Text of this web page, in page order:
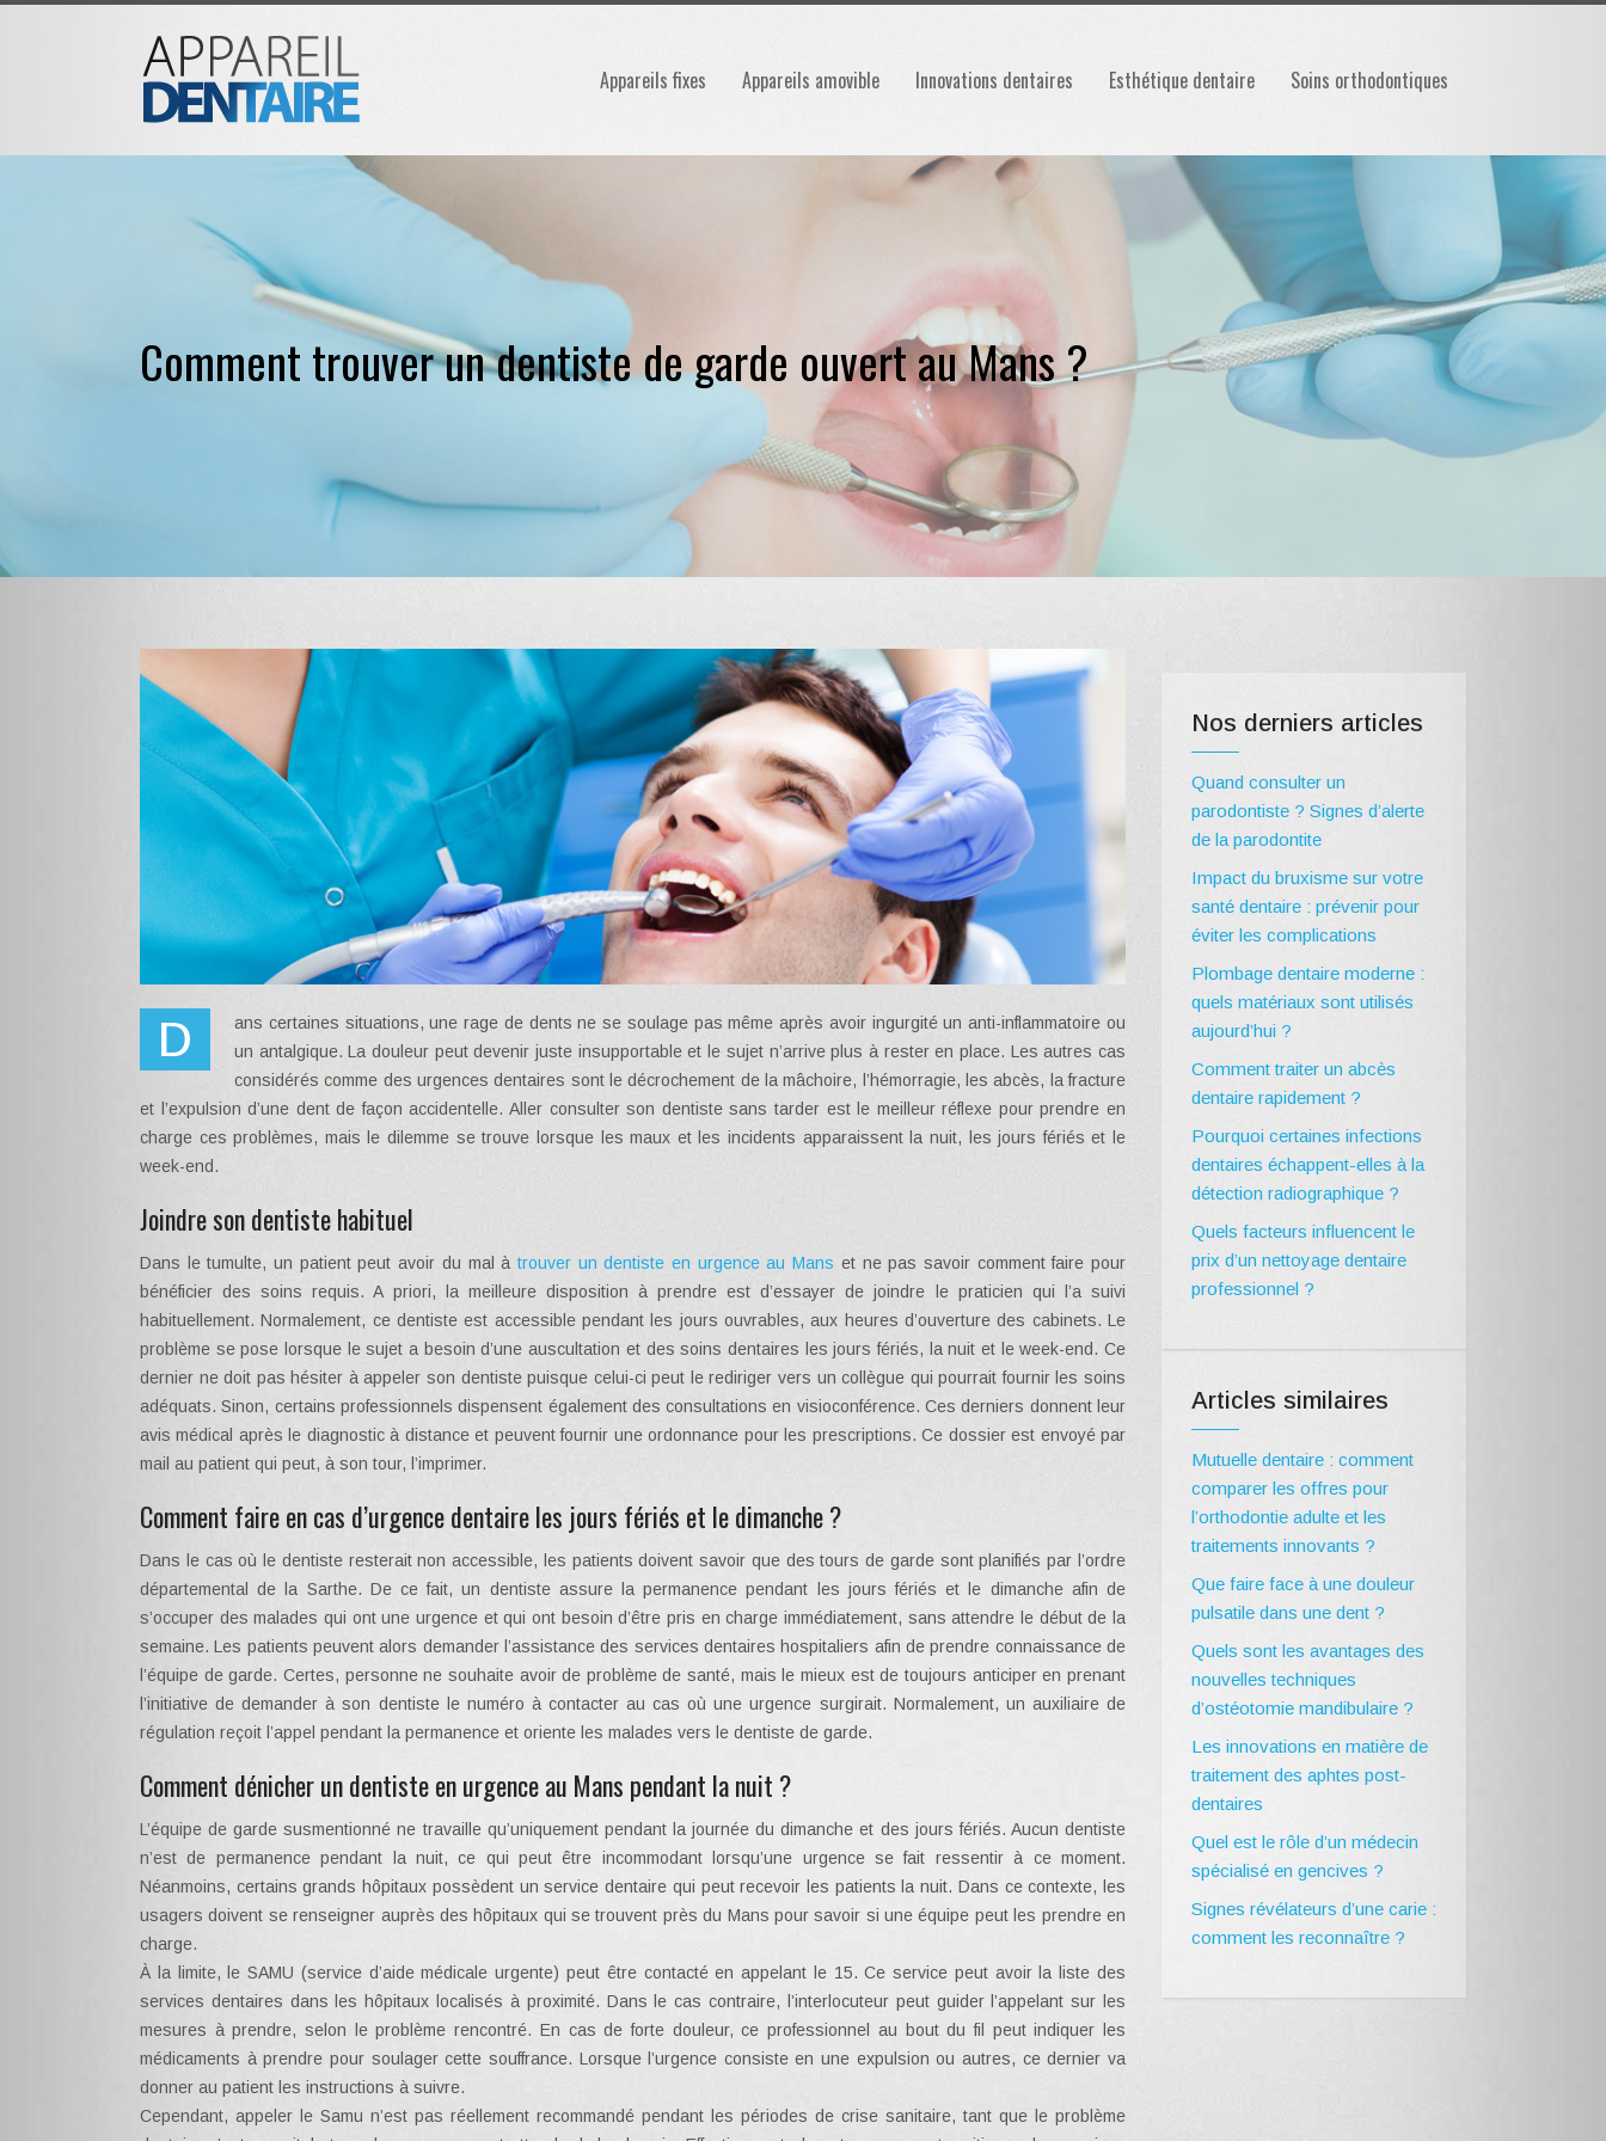
Appareils fixes Appareils amovible Innovations dentaires Esthétique dentaire Soins orthodontiques
Comment trouver un dentiste de garde ouvert au Mans ?
Dans certaines situations, une rage de dents ne se soulage pas même après avoir ingurgité un anti-inflammatoire ou
un antalgique. La douleur peut devenir juste insupportable et le sujet n’arrive plus à rester en place. Les autres cas
considérés comme des urgences dentaires sont le décrochement de la mâchoire, l’hémorragie, les abcès, la fracture
et l’expulsion d’une dent de façon accidentelle. Aller consulter son dentiste sans tarder est le meilleur réflexe pour prendre en
charge ces problèmes, mais le dilemme se trouve lorsque les maux et les incidents apparaissent la nuit, les jours fériés et le
week-end.
Joindre son dentiste habituel
Dans le tumulte, un patient peut avoir du mal à trouver un dentiste en urgence au Mans et ne pas savoir comment faire pour
bénéficier des soins requis. A priori, la meilleure disposition à prendre est d’essayer de joindre le praticien qui l’a suivi
habituellement. Normalement, ce dentiste est accessible pendant les jours ouvrables, aux heures d’ouverture des cabinets. Le
problème se pose lorsque le sujet a besoin d’une auscultation et des soins dentaires les jours fériés, la nuit et le week-end. Ce
dernier ne doit pas hésiter à appeler son dentiste puisque celui-ci peut le rediriger vers un collègue qui pourrait fournir les soins
adéquats. Sinon, certains professionnels dispensent également des consultations en visioconférence. Ces derniers donnent leur
avis médical après le diagnostic à distance et peuvent fournir une ordonnance pour les prescriptions. Ce dossier est envoyé par
mail au patient qui peut, à son tour, l’imprimer.
Comment faire en cas d’urgence dentaire les jours fériés et le dimanche ?
Dans le cas où le dentiste resterait non accessible, les patients doivent savoir que des tours de garde sont planifiés par l’ordre
départemental de la Sarthe. De ce fait, un dentiste assure la permanence pendant les jours fériés et le dimanche afin de
s’occuper des malades qui ont une urgence et qui ont besoin d’être pris en charge immédiatement, sans attendre le début de la
semaine. Les patients peuvent alors demander l’assistance des services dentaires hospitaliers afin de prendre connaissance de
l’équipe de garde. Certes, personne ne souhaite avoir de problème de santé, mais le mieux est de toujours anticiper en prenant
l’initiative de demander à son dentiste le numéro à contacter au cas où une urgence surgirait. Normalement, un auxiliaire de
régulation reçoit l’appel pendant la permanence et oriente les malades vers le dentiste de garde.
Comment dénicher un dentiste en urgence au Mans pendant la nuit ?
L’équipe de garde susmentionné ne travaille qu’uniquement pendant la journée du dimanche et des jours fériés. Aucun dentiste
n’est de permanence pendant la nuit, ce qui peut être incommodant lorsqu’une urgence se fait ressentir à ce moment.
Néanmoins, certains grands hôpitaux possèdent un service dentaire qui peut recevoir les patients la nuit. Dans ce contexte, les
usagers doivent se renseigner auprès des hôpitaux qui se trouvent près du Mans pour savoir si une équipe peut les prendre en
charge.
À la limite, le SAMU (service d’aide médicale urgente) peut être contacté en appelant le 15. Ce service peut avoir la liste des
services dentaires dans les hôpitaux localisés à proximité. Dans le cas contraire, l’interlocuteur peut guider l’appelant sur les
mesures à prendre, selon le problème rencontré. En cas de forte douleur, ce professionnel au bout du fil peut indiquer les
médicaments à prendre pour soulager cette souffrance. Lorsque l’urgence consiste en une expulsion ou autres, ce dernier va
donner au patient les instructions à suivre.
Cependant, appeler le Samu n’est pas réellement recommandé pendant les périodes de crise sanitaire, tant que le problème
Nos derniers articles
Quand consulter un
parodontiste ? Signes d’alerte
de la parodontite
Impact du bruxisme sur votre
santé dentaire : prévenir pour
éviter les complications
Plombage dentaire moderne :
quels matériaux sont utilisés
aujourd’hui ?
Comment traiter un abcès
dentaire rapidement ?
Pourquoi certaines infections
dentaires échappent-elles à la
détection radiographique ?
Quels facteurs influencent le
prix d’un nettoyage dentaire
professionnel ?
Articles similaires
Mutuelle dentaire : comment
comparer les offres pour
l’orthodontie adulte et les
traitements innovants ?
Que faire face à une douleur
pulsatile dans une dent ?
Quels sont les avantages des
nouvelles techniques
d’ostéotomie mandibulaire ?
Les innovations en matière de
traitement des aphtes post-
dentaires
Quel est le rôle d’un médecin
spécialisé en gencives ?
Signes révélateurs d’une carie :
comment les reconnaître ?